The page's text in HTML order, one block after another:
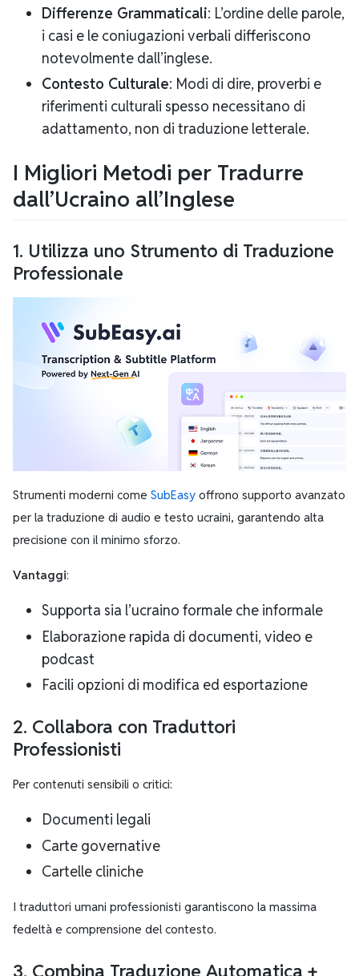
Differenze Grammaticali: L’ordine delle parole,
i casi e le coniugazioni verbali differiscono
notevolmente dall’inglese.
Contesto Culturale: Modi di dire, proverbi e
riferimenti culturali spesso necessitano di
adattamento, non di traduzione letterale.
I Migliori Metodi per Tradurre
dall’Ucraino all’Inglese
1. Utilizza uno Strumento di Traduzione
Professionale
Strumenti moderni come SubEasy offrono supporto avanzato
per la traduzione di audio e testo ucraini, garantendo alta
precisione con il minimo sforzo.
Vantaggi:
Supporta sia l’ucraino formale che informale
Elaborazione rapida di documenti, video e
podcast
Facili opzioni di modifica ed esportazione
2. Collabora con Traduttori
Professionisti
Per contenuti sensibili o critici:
Documenti legali
Carte governative
Cartelle cliniche
I traduttori umani professionisti garantiscono la massima
fedeltà e comprensione del contesto.